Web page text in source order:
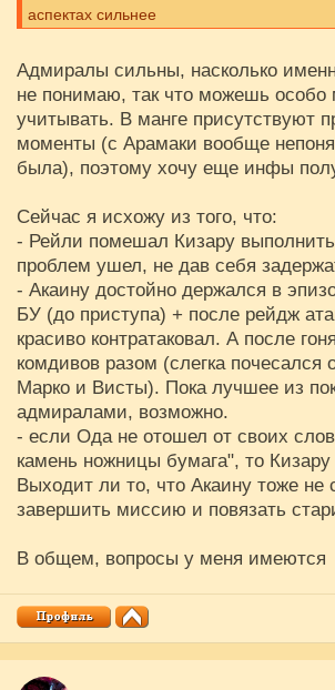
аспектах сильнее
Адмиралы сильны, насколько
не понимаю, так что можешь особо
учитывать. В манге присутствуют
моменты (с Арамаки вообще
была), поэтому хочу еще инфы
Сейчас я исхожу из того, что:
- Рейли помешал Кизару
проблем ушел, не дав себя
- Акаину достойно держался в
БУ (до приступа) + после рейдж
красиво контратаковал. А после
комдивов разом (слегка почесался
Марко и Висты). Пока лучшее из
адмиралами, возможно.
- если Ода не отошел от своих
камень ножницы бумага", то Кизару
Выходит ли то, что Акаину тоже не
завершить миссию и повязать
В общем, вопросы у меня имеются